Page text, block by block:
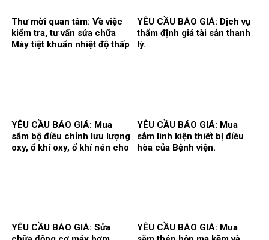
Thư mời quan tâm: Về việc
kiểm tra, tư vấn sửa chữa
Máy tiệt khuẩn nhiệt độ thấp
YÊU CẦU BÁO GIÁ: Dịch vụ
thẩm định giá tài sản thanh
lý.
YÊU CẦU BÁO GIÁ: Mua
sắm bộ điều chỉnh lưu lượng
oxy, ổ khí oxy, ổ khí nén cho
YÊU CẦU BÁO GIÁ: Mua
sắm linh kiện thiết bị điều
hòa của Bệnh viện.
YÊU CẦU BÁO GIÁ: Sửa
YÊU CẦU BÁO GIÁ: Mua